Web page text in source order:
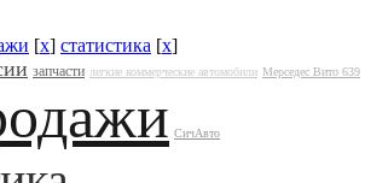
[x] статистика [x]
запчасти легкие коммерческие автомобили Мерседес Вито 639
СичАвто